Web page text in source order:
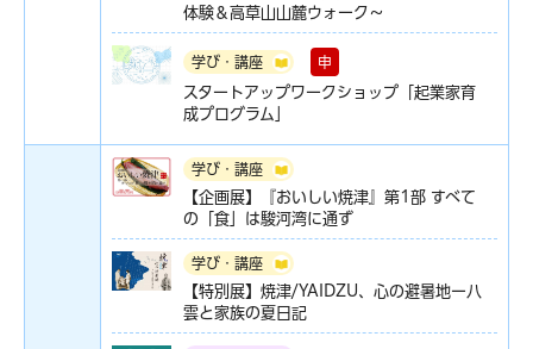
体験＆高草山山麓ウォーク～
学び・講座 申
スタートアップワークショップ「起業家育
成プログラム」
学び・講座
【企画展】『おいしい焼津』第1部 すべて
の「食」は駿河湾に通ず
学び・講座
【特別展】焼津/YAIDZU、心の避暑地ー八
雲と家族の夏日記